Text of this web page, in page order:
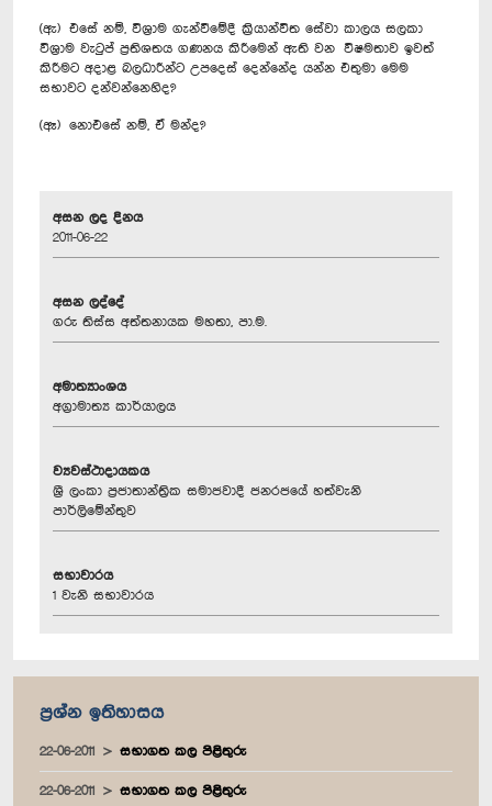
(ඇ) එසේ නම්, විශ්‍රාම ගැන්වීමේදී ක්‍රියාන්විත සේවා කාලය සලකා
විශ්‍රාම වැටුප් ප්‍රතිශතය ගණනය කිරීමෙන් ඇති වන විෂමතාව ඉවත්
කිරීමට අදාළ බලධාරීන්ට උපදෙස් දෙන්නේද යන්න එතුමා මෙම
සභාවට දන්වන්නෙහිද?
(ඈ) නොඑසේ නම්, ඒ මන්ද?
අසන ලද දිනය
2011-06-22
අසන ලද්දේ
ගරු තිස්ස අත්තනායක මහතා, පා.ම.
අමාත්‍යාංශය
අග්‍රාමාත්‍ය කාර්යාලය
ව්‍යවස්ථාදායකය
ශ්‍රී ලංකා ප්‍රජාතාන්ත්‍රික සමාජවාදී ජනරජයේ හත්වැනි
පාර්ලිමේන්තුව
සභාවාරය
1 වැනි සභාවාරය
ප්‍රශ්න ඉතිහාසය
22-06-2011 සභාගත කල පිළිතුරු
22-06-2011 සභාගත කල පිළිතුරු